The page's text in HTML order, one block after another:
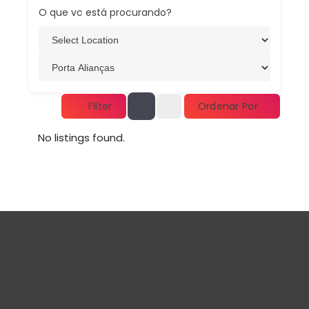
O que vc está procurando?
Filter Ordenar Por
No listings found.